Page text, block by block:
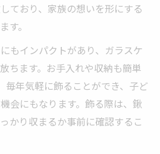
ており、家族の想いを形にする
す。
もインパクトがあり、ガラスケ
ちます。お手入れや収納も簡単
毎年気軽に飾ることができ、子ど
会にもなります。飾る際は、鍬
かり収まるか事前に確認するこ